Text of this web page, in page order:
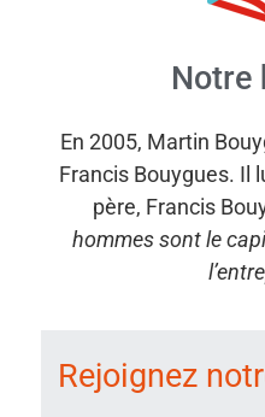
Notre
En 2005, Martin
Francis Bouygues. Il
père, Francis
hommes sont le
Rejoignez